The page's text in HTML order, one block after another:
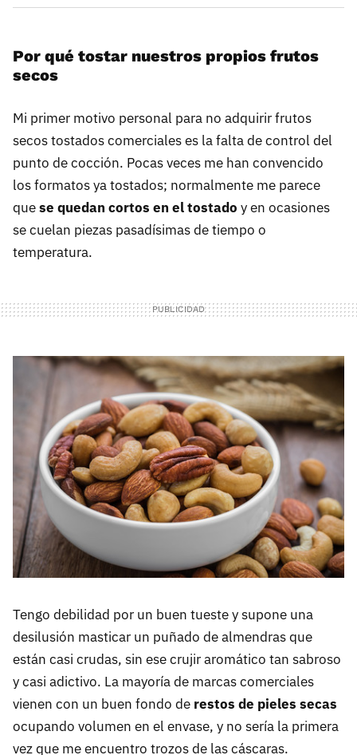
Por qué tostar nuestros propios frutos
secos
Mi primer motivo personal para no adquirir frutos
secos tostados comerciales es la falta de control del
punto de cocción. Pocas veces me han convencido
los formatos ya tostados; normalmente me parece
quese quedan cortos en el tostado y en ocasiones
se cuelan piezas pasadísimas de tiempo o
temperatura.
Tengo debilidad por un buen tueste y supone una
desilusión masticar un puñado de almendras que
están casi crudas, sin ese crujir aromático tan sabroso
y casi adictivo. La mayoría de marcas comerciales
vienen con un buen fondo de restos de pieles secas
ocupando volumen en el envase, y no sería la primera
vez que me encuentro trozos de las cáscaras.